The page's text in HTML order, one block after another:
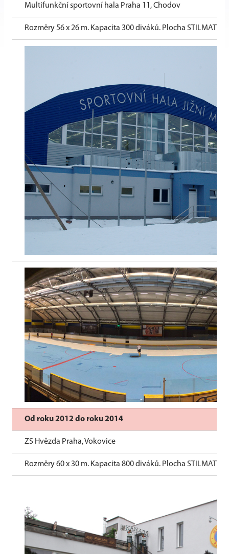
Multifunkční sportovní hala Praha 11, Chodov
Rozměry 56 x 26 m. Kapacita 300 diváků. Plocha STILMAT
Od roku 2012 do roku 2014
ZS Hvězda Praha, Vokovice
Rozměry 60 x 30 m. Kapacita 800 diváků. Plocha STILMAT